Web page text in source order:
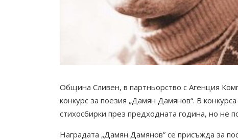
Община Сливен, в партньорство с Агенция
конкурс за поезия „Дамян Дамянов“. В
стихосбирки през предходната година, но не
Наградата „Дамян Дамянов” се присъжда за